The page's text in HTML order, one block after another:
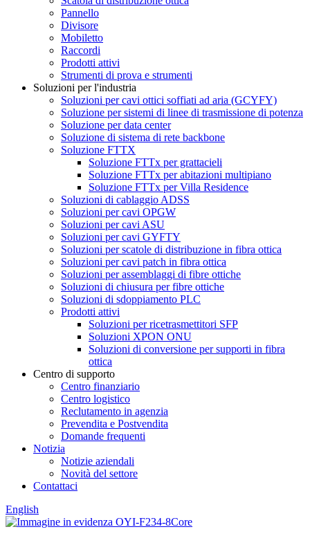
Pannello
Divisore
Mobiletto
Raccordi
Prodotti attivi
Strumenti di prova e strumenti
Soluzioni per l'industria
Soluzioni per cavi ottici soffiati ad aria (GCYFY)
Soluzione per sistemi di linee di trasmissione di potenza
Soluzione per data center
Soluzione di sistema di rete backbone
Soluzione FTTX
Soluzione FTTx per grattacieli
Soluzione FTTx per abitazioni multipiano
Soluzione FTTx per Villa Residence
Soluzioni di cablaggio ADSS
Soluzioni per cavi OPGW
Soluzioni per cavi ASU
Soluzioni per cavi GYFTY
Soluzioni per scatole di distribuzione in fibra ottica
Soluzioni per cavi patch in fibra ottica
Soluzioni per assemblaggi di fibre ottiche
Soluzioni di chiusura per fibre ottiche
Soluzioni di sdoppiamento PLC
Prodotti attivi
Soluzioni per ricetrasmettitori SFP
Soluzioni XPON ONU
Soluzioni di conversione per supporti in fibra
ottica
Centro di supporto
Centro finanziario
Centro logistico
Reclutamento in agenzia
Prevendita e Postvendita
Domande frequenti
Notizia
Notizie aziendali
Novità del settore
Contattaci
English